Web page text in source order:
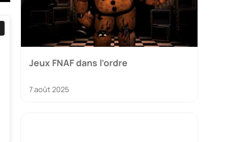
Jeux FNAF dans l’ordre
7 août 2025